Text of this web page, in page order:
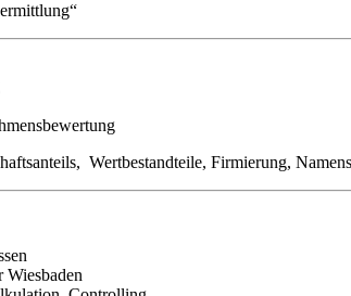
Wertbestandteile, Firmierung,